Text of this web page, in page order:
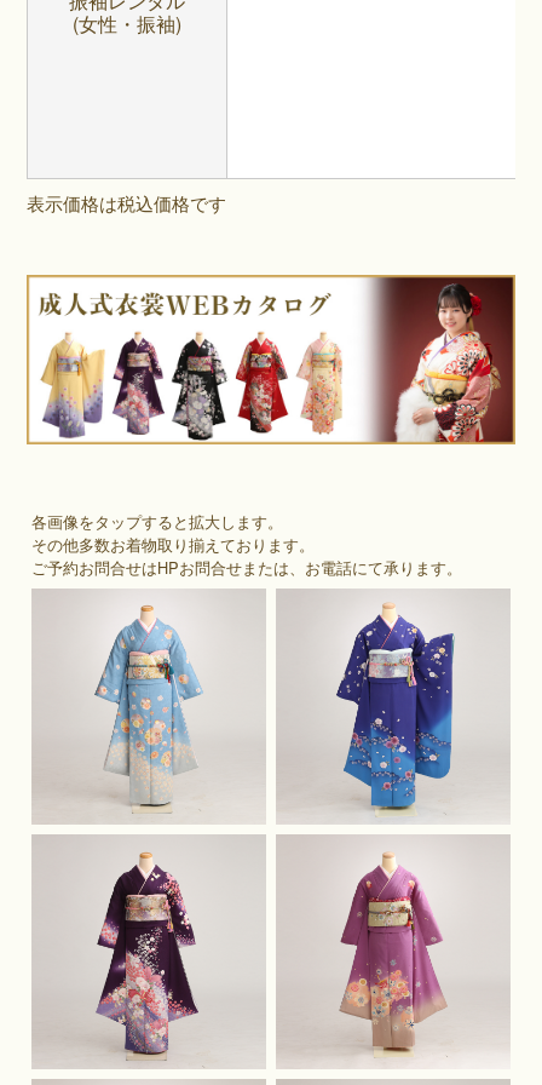
(女性・振袖)
表示価格は税込価格です
各画像をタップすると拡大します。
その他多数お着物取り揃えております。
ご予約お問合せはHPお問合せまたは、お電話にて承ります。